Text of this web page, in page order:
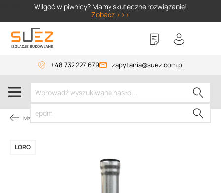
Wilgoć w piwnicy? Mamy skuteczne rozwiązanie!
Zobacz >>>
+48 732 227 679 zapytania@suez.com.pl
Materiały instalacyjne
LORO